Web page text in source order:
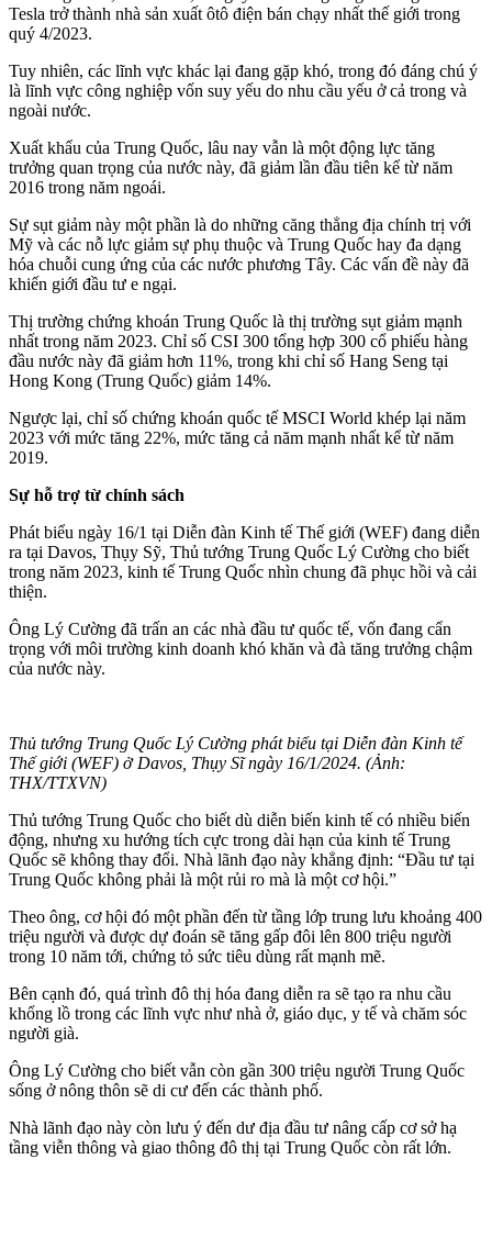
Tesla trở thành nhà sản xuất ôtô điện bán chạy nhất thế giới trong
quý 4/2023.
Tuy nhiên, các lĩnh vực khác lại đang gặp khó, trong đó đáng chú ý
là lĩnh vực công nghiệp vốn suy yếu do nhu cầu yếu ở cả trong và
ngoài nước.
Xuất khẩu của Trung Quốc, lâu nay vẫn là một động lực tăng
trưởng quan trọng của nước này, đã giảm lần đầu tiên kể từ năm
2016 trong năm ngoái.
Sự sụt giảm này một phần là do những căng thẳng địa chính trị với
Mỹ và các nỗ lực giảm sự phụ thuộc và Trung Quốc hay đa dạng
hóa chuỗi cung ứng của các nước phương Tây. Các vấn đề này đã
khiến giới đầu tư e ngại.
Thị trường chứng khoán Trung Quốc là thị trường sụt giảm mạnh
nhất trong năm 2023. Chỉ số CSI 300 tổng hợp 300 cổ phiếu hàng
đầu nước này đã giảm hơn 11%, trong khi chỉ số Hang Seng tại
Hong Kong (Trung Quốc) giảm 14%.
Ngược lại, chỉ số chứng khoán quốc tế MSCI World khép lại năm
2023 với mức tăng 22%, mức tăng cả năm mạnh nhất kể từ năm
2019.
Sự hỗ trợ từ chính sách
Phát biểu ngày 16/1 tại Diễn đàn Kinh tế Thế giới (WEF) đang diễn
ra tại Davos, Thụy Sỹ, Thủ tướng Trung Quốc Lý Cường cho biết
trong năm 2023, kinh tế Trung Quốc nhìn chung đã phục hồi và cải
thiện.
Ông Lý Cường đã trấn an các nhà đầu tư quốc tế, vốn đang cẩn
trọng với môi trường kinh doanh khó khăn và đà tăng trưởng chậm
của nước này.
Thủ tướng Trung Quốc Lý Cường phát biểu tại Diễn đàn Kinh tế
Thế giới (WEF) ở Davos, Thụy Sĩ ngày 16/1/2024. (Ảnh:
THX/TTXVN)
Thủ tướng Trung Quốc cho biết dù diễn biến kinh tế có nhiều biến
động, nhưng xu hướng tích cực trong dài hạn của kinh tế Trung
Quốc sẽ không thay đổi. Nhà lãnh đạo này khẳng định: “Đầu tư tại
Trung Quốc không phải là một rủi ro mà là một cơ hội.”
Theo ông, cơ hội đó một phần đến từ tầng lớp trung lưu khoảng 400
triệu người và được dự đoán sẽ tăng gấp đôi lên 800 triệu người
trong 10 năm tới, chứng tỏ sức tiêu dùng rất mạnh mẽ.
Bên cạnh đó, quá trình đô thị hóa đang diễn ra sẽ tạo ra nhu cầu
khổng lồ trong các lĩnh vực như nhà ở, giáo dục, y tế và chăm sóc
người già.
Ông Lý Cường cho biết vẫn còn gần 300 triệu người Trung Quốc
sống ở nông thôn sẽ di cư đến các thành phố.
Nhà lãnh đạo này còn lưu ý đến dư địa đầu tư nâng cấp cơ sở hạ
tầng viễn thông và giao thông đô thị tại Trung Quốc còn rất lớn.